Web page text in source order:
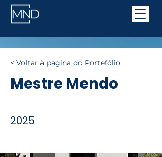
< Voltar à pagina do Portefólio
Mestre Mendo
2025